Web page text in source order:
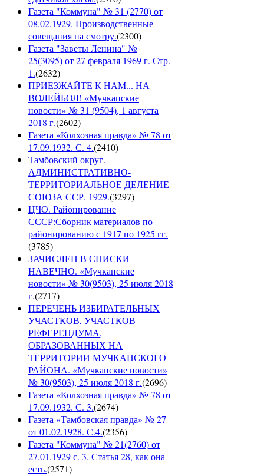
Газета "Коммуна" № 31 (2770) от
08.02.1929. Производственные
совещания на смотру.(2300)
Газета "Заветы Ленина" №
25(3095) от 27 февраля 1969 г. Стр.
1.(2632)
ПРИЕЗЖАЙТЕ К НАМ... НА
ВОЛЕЙБОЛ! «Мучкапские
новости» № 31 (9504), 1 августа
2018 г.(2602)
Газета «Колхозная правда» № 78 от
17.09.1932. С. 4.(2410)
Тамбовский округ.
АДМИНИСТРАТИВНО-
ТЕРРИТОРИАЛЬНОЕ ДЕЛЕНИЕ
СОЮЗА ССР. 1929.(3297)
ЦЧО. Районирование
СССР:Сборник материалов по
районированию с 1917 по 1925 гг.
(3785)
ЗАЧИСЛЕН В СПИСКИ
НАВЕЧНО. «Мучкапские
новости» № 30(9503), 25 июля 2018
г.(2717)
ПЕРЕЧЕНЬ ИЗБИРАТЕЛЬНЫХ
УЧАСТКОВ, УЧАСТКОВ
РЕФЕРЕНДУМА,
ОБРАЗОВАННЫХ НА
ТЕРРИТОРИИ МУЧКАПСКОГО
РАЙОНА. «Мучкапские новости»
№ 30(9503), 25 июля 2018 г.(2696)
Газета «Колхозная правда» № 78 от
17.09.1932. С. 3.(2674)
Газета «Тамбовская правда» № 27
от 01.02.1928. С.4.(2356)
Газета "Коммуна" № 21(2760) от
27.01.1929 с. 3. Статья 28, как она
есть.(2571)